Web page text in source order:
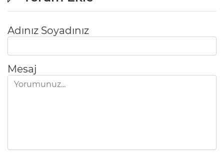
Adınız Soyadınız
Mesaj